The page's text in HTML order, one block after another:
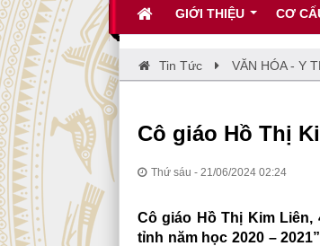
GIỚI THIỆU CƠ
Tin Tức VĂN HÓA - Y
Cô giáo Hồ Thị
Thứ sáu - 21/06/2024 02:24
Cô giáo Hồ Thị Kim Liên,
tỉnh năm học 2020 –